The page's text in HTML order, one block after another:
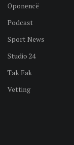
Oponencë
Podcast
Sport News
Studio 24
Tak Fak
Vetting